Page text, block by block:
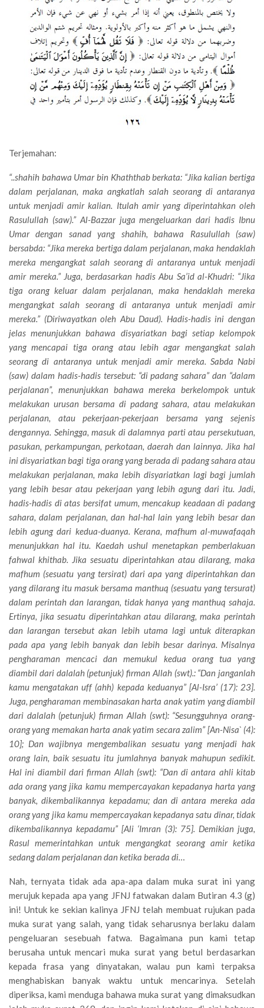
Terjemahan:
“..shahih bahawa Umar bin Khaththab berkata: “Jika kalian bertiga
dalam perjalanan, maka angkatlah salah seorang di antaranya
untuk menjadi amir kalian. Itulah amir yang diperintahkan oleh
Rasulullah (saw).” Al-Bazzar juga mengeluarkan dari hadis Ibnu
Umar dengan sanad yang shahih, bahawa Rasulullah (saw)
bersabda: “Jika mereka bertiga dalam perjalanan, maka hendaklah
mereka mengangkat salah seorang di antaranya untuk menjadi
amir mereka.” Juga, berdasarkan hadis Abu Sa’id al-Khudri: “Jika
tiga orang keluar dalam perjalanan, maka hendaklah mereka
mengangkat salah seorang di antaranya untuk menjadi amir
mereka.” (Diriwayatkan oleh Abu Daud). Hadis-hadis ini dengan
jelas menunjukkan bahawa disyariatkan bagi setiap kelompok
yang mencapai tiga orang atau lebih agar mengangkat salah
seorang di antaranya untuk menjadi amir mereka. Sabda Nabi
(saw) dalam hadis-hadis tersebut: “di padang sahara” dan “dalam
perjalanan”, menunjukkan bahawa mereka berkelompok untuk
melakukan urusan bersama di padang sahara, atau melakukan
perjalanan, atau pekerjaan-pekerjaan bersama yang sejenis
dengannya. Sehingga, masuk di dalamnya parti atau persekutuan,
pasukan, perkampungan, perkotaan, daerah dan lainnya. Jika hal
ini disyariatkan bagi tiga orang yang berada di padang sahara atau
melakukan perjalanan, maka lebih disyariatkan lagi bagi jumlah
yang lebih besar atau pekerjaan yang lebih agung dari itu. Jadi,
hadis-hadis di atas bersifat umum, mencakup keadaan di padang
sahara, dalam perjalanan, dan hal-hal lain yang lebih besar dan
lebih agung dari kedua-duanya. Kerana, mafhum al-muwafaqah
menunjukkan hal itu. Kaedah ushul menetapkan pemberlakuan
fahwal khithab. Jika sesuatu diperintahkan atau dilarang, maka
mafhum (sesuatu yang tersirat) dari apa yang diperintahkan dan
yang dilarang itu masuk bersama manthuq (sesuatu yang tersurat)
dalam perintah dan larangan, tidak hanya yang manthuq sahaja.
Ertinya, jika sesuatu diperintahkan atau dilarang, maka perintah
dan larangan tersebut akan lebih utama lagi untuk diterapkan
pada apa yang lebih banyak dan lebih besar darinya. Misalnya
pengharaman mencaci dan memukul kedua orang tua yang
diambil dari dalalah (petunjuk) firman Allah (swt).: “Dan janganlah
kamu mengatakan uff (ahh) kepada keduanya” [Al-Isra’ (17): 23].
Juga, pengharaman membinasakan harta anak yatim yang diambil
dari dalalah (petunjuk) firman Allah (swt): “Sesungguhnya orang-
orang yang memakan harta anak yatim secara zalim” [An-Nisa` (4):
10]; Dan wajibnya mengembalikan sesuatu yang menjadi hak
orang lain, baik sesuatu itu jumlahnya banyak mahupun sedikit.
Hal ini diambil dari firman Allah (swt): “Dan di antara ahli kitab
ada orang yang jika kamu mempercayakan kepadanya harta yang
banyak, dikembalikannya kepadamu; dan di antara mereka ada
orang yang jika kamu mempercayakan kepadanya satu dinar, tidak
dikembalikannya kepadamu” [Ali ‘Imran (3): 75]. Demikian juga,
Rasul memerintahkan untuk mengangkat seorang amir ketika
sedang dalam perjalanan dan ketika berada di…
Nah, ternyata tidak ada apa-apa dalam muka surat ini yang
merujuk kepada apa yang JFNJ fatwakan dalam Butiran 4.3 (g)
ini! Untuk ke sekian kalinya JFNJ telah membuat rujukan pada
muka surat yang salah, yang tidak seharusnya berlaku dalam
pengeluaran sesebuah fatwa. Bagaimana pun kami tetap
berusaha untuk mencari muka surat yang betul berdasarkan
kepada frasa yang dinyatakan, walau pun kami terpaksa
menghabiskan banyak waktu untuk mencarinya. Setelah
diperiksa, kami menduga bahawa muka surat yang dimaksudkan